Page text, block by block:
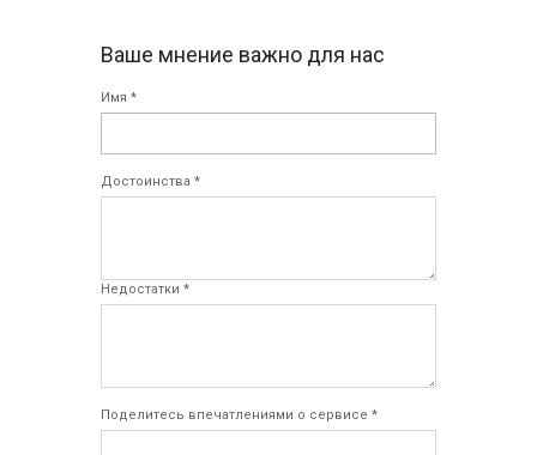
Ваше мнение важно для нас
Имя *
Достоинства *
Недостатки *
Поделитесь впечатлениями о сервисе *